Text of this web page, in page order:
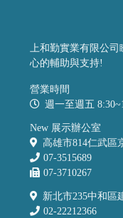
上和勤實業有限公
心的輔助與支持!
營業時間
週一至週五
New 展示辦公室
高雄市814仁武區
07-3515689
07-3710267
新北市235中和區
02-22212366